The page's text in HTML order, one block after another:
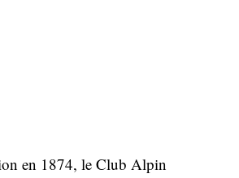
en 1874, le Club Alpin